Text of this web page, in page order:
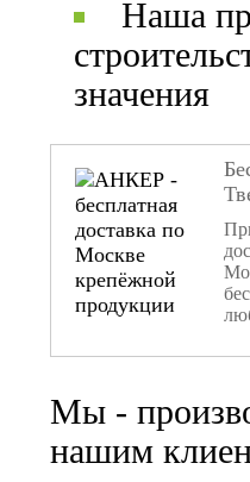
Наша
значения
Мы -
нашим